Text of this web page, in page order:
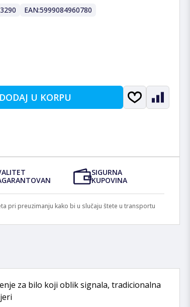
EAN:5999084960780
DODAJ U KORPU
SIGURNA
KUPOVINA
pri preuzimanju kako bi u slučaju štete u transportu
za bilo koji oblik signala, tradicionalna